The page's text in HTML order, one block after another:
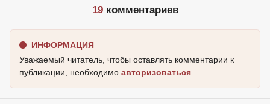
19комментариев
ИНФОРМАЦИЯ
Уважаемый читатель, чтобы оставлять комментарии к
публикации, необходимо авторизоваться.